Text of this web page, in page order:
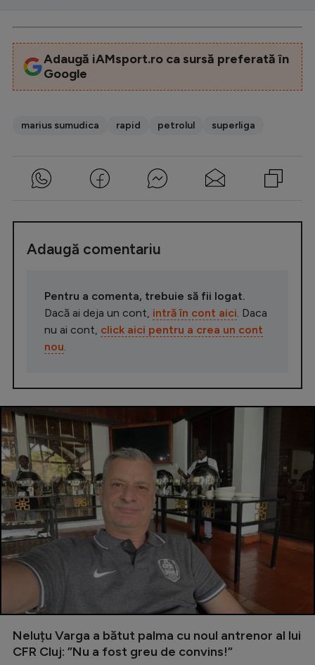
Adaugă iAMsport.ro ca sursă preferată în
Google
marius sumudica rapid petrolul superliga
Adaugă comentariu
Pentru a comenta, trebuie să fii logat.
Dacă ai deja un cont, intră în cont aici . Daca
nu ai cont, click aici pentru a crea un cont
nou
Neluțu Varga a bătut palma cu noul antrenor al lui
CFR Cluj: ”Nu a fost greu de convins!”